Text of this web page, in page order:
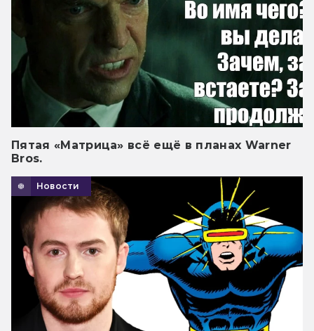
Пятая «Матрица» всё ещё в планах Warner
Bros.
Новости